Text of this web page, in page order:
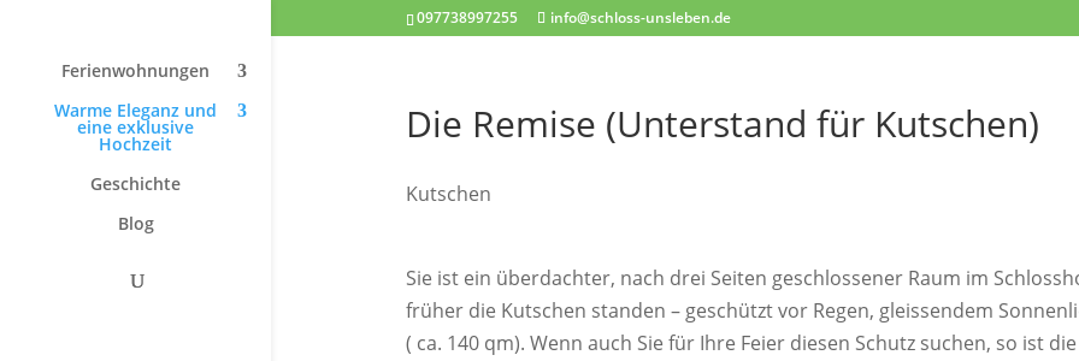
097738997255 info@schloss-unsleben.de
Ferienwohnungen
Warme Eleganz und
eine exklusive
Hochzeit
Geschichte
Blog
Die Remise (Unterstand für Kutschen)
Kutschen
Sie ist ein überdachter, nach drei Seiten geschlossener Raum im
früher die Kutschen standen – geschützt vor Regen, gleissendem
( ca. 140 qm). Wenn auch Sie für Ihre Feier diesen Schutz suchen, so ist